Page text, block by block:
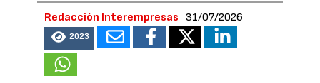
Redacción Interempresas 31/07/2026
2023